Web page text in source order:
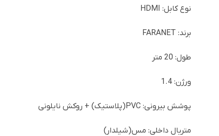
نوع کابل: HDMI
برند: FARANET
طول: 20 متر
ورژن: 1.4
پوشش بیرونی: PVC(پلاستیک) + روکش نایلونی
متریال داخلی: مس(شیلدار)